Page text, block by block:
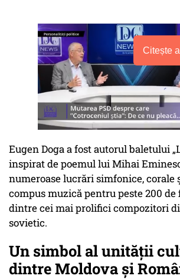
Citește
Eugen Doga a fost autorul baletului
inspirat de poemul lui Mihai
numeroase lucrări simfonice, corale
compus muzică pentru peste 200
dintre cei mai prolifici compozitori
sovietic.
Un simbol al unității
dintre Moldova și